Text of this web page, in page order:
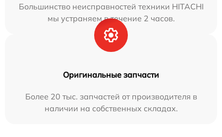
Большинство неисправностей техники HITACHI
мы устраняем в течение 2 часов.
Оригинальные запчасти
Более 20 тыс. запчастей от производителя в
наличии на собственных складах.